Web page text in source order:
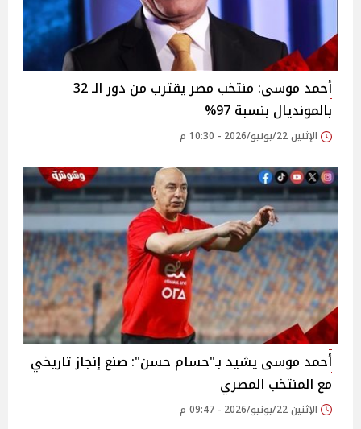
أحمد موسى: منتخب مصر يقترب من دور الـ 32
بالمونديال بنسبة 97%
الإثنين 22/يونيو/2026 - 10:30 م
أحمد موسى يشيد بـ"حسام حسن": صنع إنجاز تاريخي
مع المنتخب المصري
الإثنين 22/يونيو/2026 - 09:47 م